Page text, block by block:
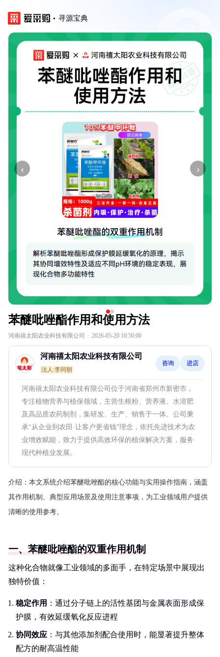
寻源宝典
‹ ›
苯醚吡唑酯作用和使用方法
河南禧太阳农业科技有限公司 · 2026-05-20 10:50:00
河南禧太阳农业科技有限公司
法人:李同朝
咨询 进店
河南禧太阳农业科技有限公司位于河南省郑州市新密市，
专注植物营养与植保领域，主营生根粉、营养液、水溶肥
及高品质农药制剂，集研发、生产、销售于一体。公司秉
承“从企业到农田·让客户更省钱”理念，依托先进技术为农
业增效赋能，致力于提供高效环保的植保解决方案，服务
现代种植业发展。
介绍： 本文系统介绍苯醚吡唑酯的核心功能与实用操作指南，涵盖
其作用机制、典型应用场景及使用注意事项，为工业领域用户提供
清晰的使用参考。
一、苯醚吡唑酯的双重作用机制
这种化合物就像工业领域的多面手，在特定场景中展现出
独特价值：
稳定作用 ：通过分子链上的活性基团与金属表面形成保
护膜，有效延缓氧化反应进程
协同效应 ：与其他添加剂配合使用时，能显著提升整体
配方的耐高温性能